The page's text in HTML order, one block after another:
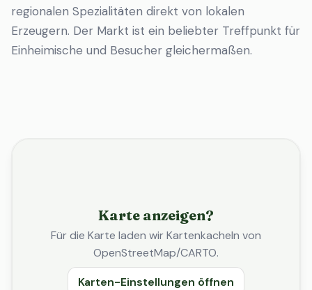
regionalen Spezialitäten direkt von lokalen
Erzeugern. Der Markt ist ein beliebter Treffpunkt für
Einheimische und Besucher gleichermaßen.
Karte anzeigen?
Für die Karte laden wir Kartenkacheln von
OpenStreetMap/CARTO.
Karten-Einstellungen öffnen